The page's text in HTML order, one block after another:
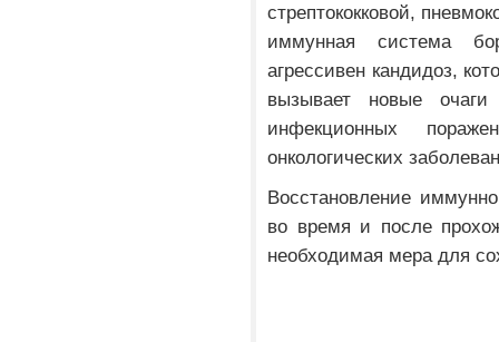
стрептококковой,
иммунная система
агрессивен кандидоз,
вызывает новые очаги
инфекционных
онкологических
Восстановление
во время и после
необходимая мера для